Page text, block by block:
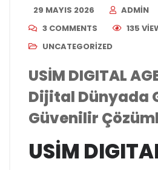
29 MAYIS 2026
ADMIN
3 COMMENTS
135
UNCATEGORIZED
USİM DIGITAL
Dijital Dünyada
Güvenilir
USİM